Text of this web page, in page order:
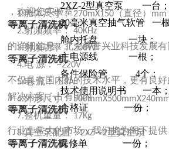
1.舱体尺寸：270mX150（直径） mm
2.射频频率： 40KHz
3.射频功率：200W
4.电 源：~220V
5.电 流： 1.8A
6.外形尺寸：
7.整机重量：
17Kg
8.真空泵配置：2XZ—2型真空泵
2. 2XZ-2型真空泵 一台；
3. 20毫米真空抽气软管 一
4. 舱内托盘 一块；
5. 主电源线 一根；
6. 备件保险管 4个；
7. 技术使用说明书 一本；
8. 合格证 一份；
9.
保修单 一份；
，欢迎您实验室
等离子清洗机
的详细信息！北京科誉兴业科技发展
等离子清洗机
不仅具有国内外的技术水平，更有良
解决方案，占有国内
等离子清洗机
行业非常大的市场，我们将为阁下提供
等离子清洗机